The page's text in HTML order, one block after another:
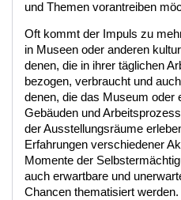
und Themen vorantreiben
Oft kommt der Impuls zu
in Museen oder anderen
denen, die in ihrer täglichen
bezogen, verbraucht und
denen, die das Museum oder
Gebäuden und
der Ausstellungsräume
Erfahrungen verschiedener
Momente der
auch erwartbare und
Chancen thematisiert werden.